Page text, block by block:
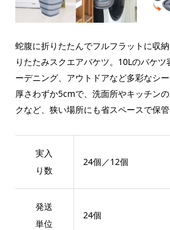
蛇腹に折りたたんでフルフラットに収
りたたみスクエアバケツ。10Lのバケ
ーデニング、アウトドアなど多彩なシ
厚さわずか5cmで、洗面所やキッチン
クなど、狭い場所にも省スペースで保管
実入
り数
24個／12個
発送
単位
24個